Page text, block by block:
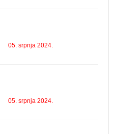
05. srpnja 2024.
05. srpnja 2024.